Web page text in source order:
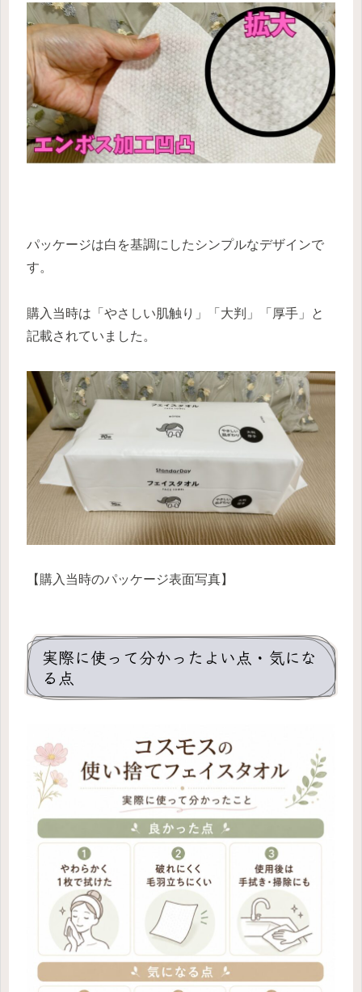
パッケージは白を基調にしたシンプルなデザインで
す。
購入当時は「やさしい肌触り」「大判」「厚手」と
記載されていました。
【購入当時のパッケージ表面写真】
実際に使って分かったよい点・気にな
る点